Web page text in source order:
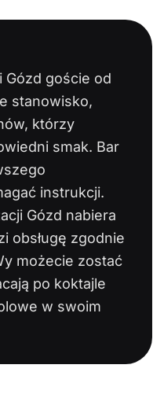
Gózd goście od
stanowisko,
którzy
smak. Bar
instrukcji.
Gózd nabiera
obsługę zgodnie
możecie zostać
po koktajle
w swoim